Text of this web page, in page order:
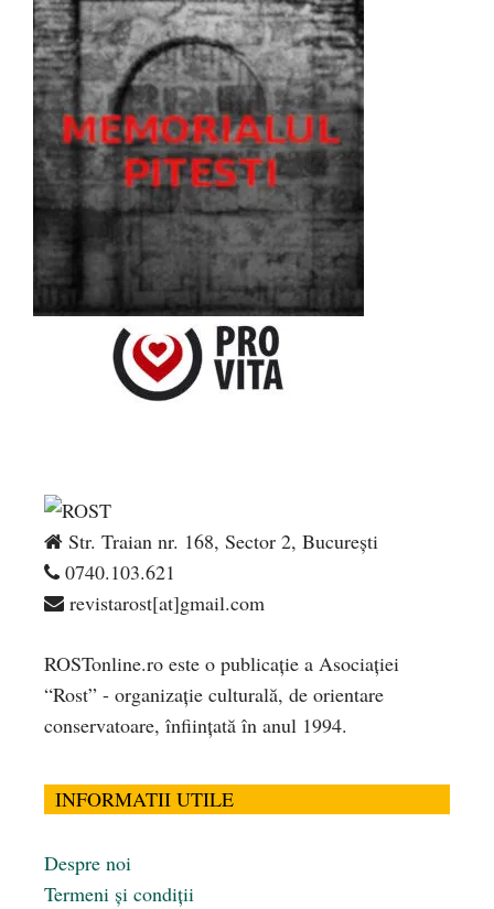
Str. Traian nr. 168, Sector 2, București
0740.103.621
revistarost[at]gmail.com
ROSTonline.ro este o publicaţie a Asociaţiei
“Rost” - organizaţie culturală, de orientare
conservatoare, înfiinţată în anul 1994.
INFORMATII UTILE
Despre noi
Termeni și condiții